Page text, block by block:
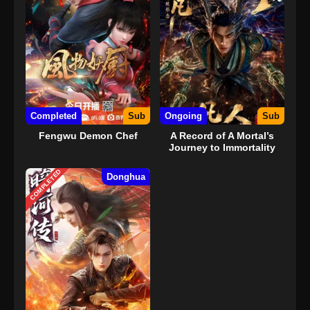
Completed Sub
Fengwu Demon Chef
Ongoing Sub
A Record of A Mortal’s
Journey to Immortality
COMPLETED Donghua